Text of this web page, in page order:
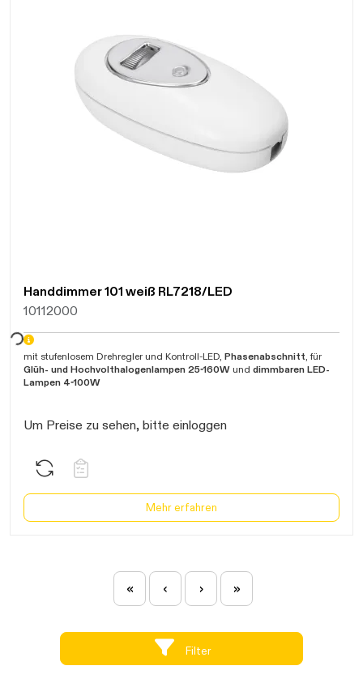
Handdimmer 101 weiß RL7218/LED
10112000
mit stufenlosem Drehregler und Kontroll-LED, Phasenabschnitt , für
Glüh- und Hochvolthalogenlampen 25-160W und dimmbaren LED-
Lampen 4-100W
Um Preise zu sehen, bitte einloggen
Mehr erfahren
« ‹ › »
Filter